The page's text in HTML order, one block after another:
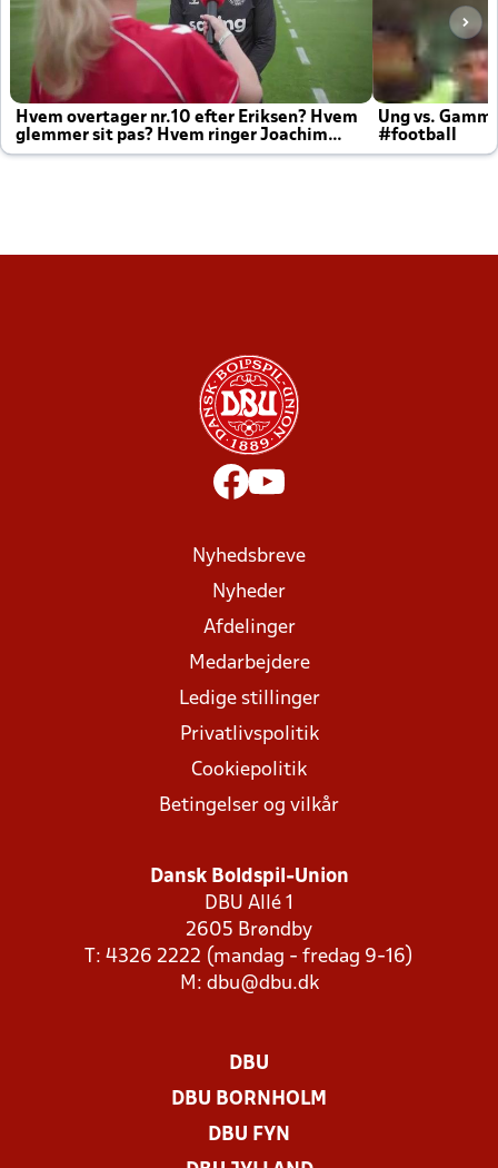
Hvem overtager nr.10 efter Eriksen? Hvem
glemmer sit pas? Hvem ringer Joachim
altid til efter kampe?
Ung vs.
#football
Nyhedsbreve
Nyheder
Afdelinger
Medarbejdere
Ledige stillinger
Privatlivspolitik
Cookiepolitik
Betingelser og vilkår
Dansk Boldspil-Union
DBU Allé 1
2605 Brøndby
T: 4326 2222 (mandag - fredag 9-16)
M: dbu@dbu.dk
DBU
DBU BORNHOLM
DBU FYN